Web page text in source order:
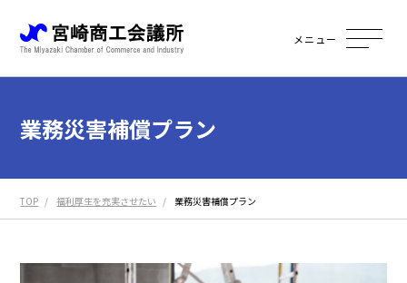
メニュー
業務災害補償プラン
TOP 福利厚生を充実させたい 業務災害補償プラン